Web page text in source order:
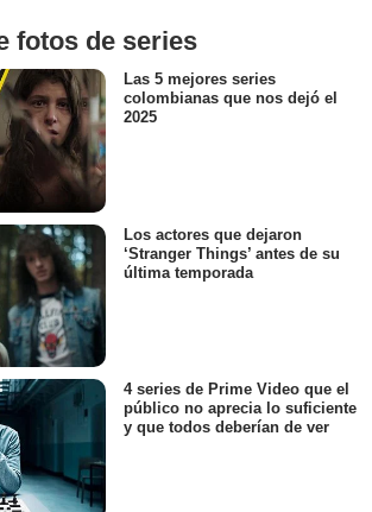
fotos de series
Las 5 mejores series
colombianas que nos dejó el
2025
Los actores que dejaron
‘Stranger Things’ antes de su
última temporada
4 series de Prime Video que el
público no aprecia lo suficiente
y que todos deberían de ver